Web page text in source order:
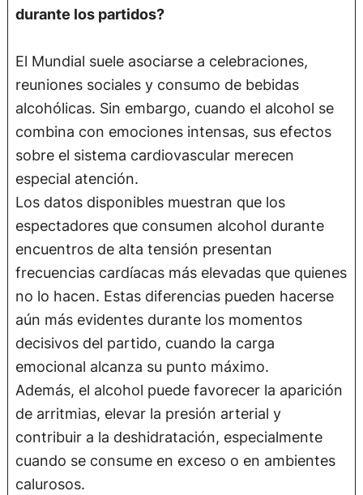
durante los partidos?
El Mundial suele asociarse a celebraciones,
reuniones sociales y consumo de bebidas
alcohólicas. Sin embargo, cuando el alcohol se
combina con emociones intensas, sus efectos
sobre el sistema cardiovascular merecen
especial atención.
Los datos disponibles muestran que los
espectadores que consumen alcohol durante
encuentros de alta tensión presentan
frecuencias cardíacas más elevadas que quienes
no lo hacen. Estas diferencias pueden hacerse
aún más evidentes durante los momentos
decisivos del partido, cuando la carga
emocional alcanza su punto máximo.
Además, el alcohol puede favorecer la aparición
de arritmias, elevar la presión arterial y
contribuir a la deshidratación, especialmente
cuando se consume en exceso o en ambientes
calurosos.